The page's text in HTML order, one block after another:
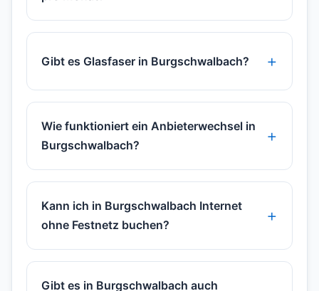
Gibt es Glasfaser in Burgschwalbach?
Wie funktioniert ein Anbieterwechsel in
Burgschwalbach?
Kann ich in Burgschwalbach Internet
ohne Festnetz buchen?
Gibt es in Burgschwalbach auch